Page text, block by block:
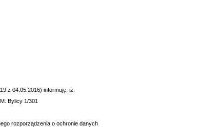
z 04.05.2016) informuję, iż:
Bylicy 1/301
rozporządzenia o ochronie danych